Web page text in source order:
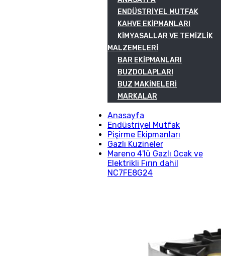
ENDÜSTRIYEL MUTFAK
KAHVE EKIPMANLARI
KIMYASALLAR VE TEMIZLIK
MALZEMELERI
BAR EKIPMANLARI
BUZDOLAPLARI
BUZ MAKINELERI
MARKALAR
Anasayfa
Endüstriyel Mutfak
Pişirme Ekipmanları
Gazlı Kuzineler
Mareno 4'lü Gazlı Ocak ve
Elektrikli Fırın dahil
NC7FE8G24